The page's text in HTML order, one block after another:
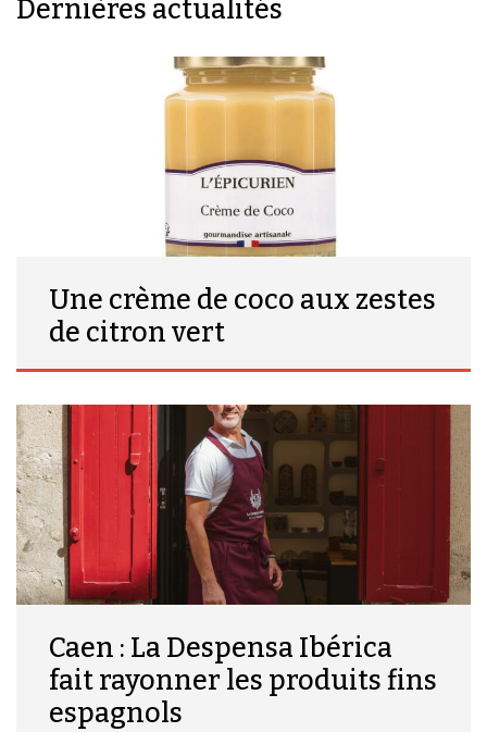
Dernières actualités
Une crème de coco aux zestes
de citron vert
Caen : La Despensa Ibérica
fait rayonner les produits fins
espagnols